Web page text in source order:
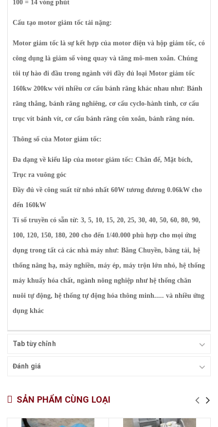
100 = 14 vòng phút
Cấu tạo motor giảm tốc tải nặng:
Motor giảm tốc là sự kết hợp của motor điện và hộp giảm tốc, có
công dụng là giảm số vòng quay và tăng mô-men xoắn. Chúng
tôi tự hào đi đầu trong ngành với đầy đủ loại Motor giảm tốc
160kw 200kw với nhiều cơ cấu bánh răng khác nhau như: Bánh
răng thẳng, bánh răng nghiêng, cơ cấu cyclo-hành tinh, cơ cấu
trục vít bánh vít, cơ cấu bánh răng côn xoắn, bánh răng nón.
Thông số của Motor giảm tốc:
Đa dạng về kiểu lắp của motor giảm tốc: Chân đế, Mặt bích,
Trục ra vuông góc
Đầy đủ về công suất từ nhỏ nhất 60W tương đương 0.06kW cho
đến 160kW
Tỉ số truyền có sẵn từ: 3, 5, 10, 15, 20, 25, 30, 40, 50, 60, 80, 90,
100, 120, 150, 180, 200 cho đến 1/40.000 phù hợp cho mọi ứng
dụng trong tất cả các nhà máy như: Bằng Chuyền, băng tải, hệ
thống nâng hạ, máy nghiền, máy ép, máy trộn lớn nhỏ, hệ thống
máy khuấy hóa chất, ngành nông nghiệp như hệ thống chăn
nuôi tự động, hệ thống tự động hóa thông minh..... và nhiều ứng
dụng khác
Tab tùy chỉnh
Đánh giá
SẢN PHẨM CÙNG LOẠI